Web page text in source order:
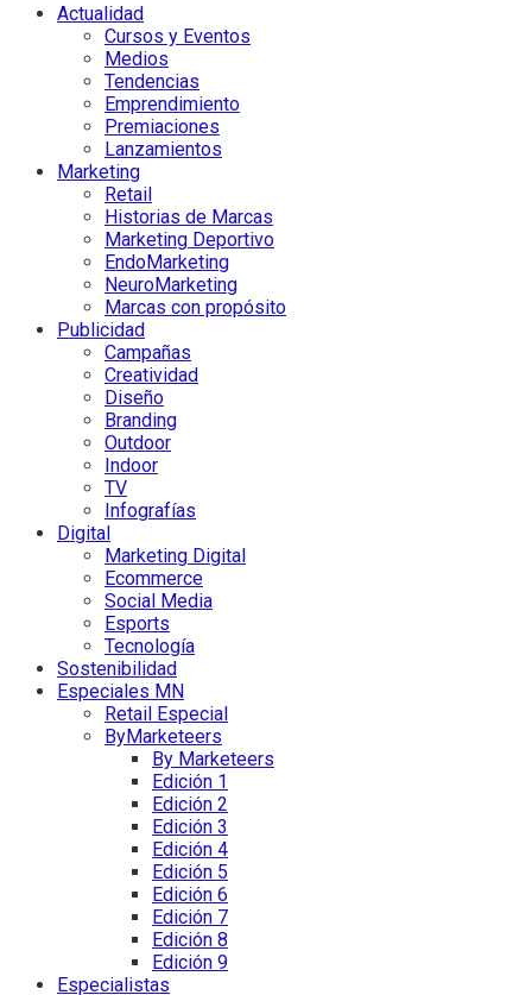
Actualidad
Cursos y Eventos
Medios
Tendencias
Emprendimiento
Premiaciones
Lanzamientos
Marketing
Retail
Historias de Marcas
Marketing Deportivo
EndoMarketing
NeuroMarketing
Marcas con propósito
Publicidad
Campañas
Creatividad
Diseño
Branding
Outdoor
Indoor
TV
Infografías
Digital
Marketing Digital
Ecommerce
Social Media
Esports
Tecnología
Sostenibilidad
Especiales MN
Retail Especial
ByMarketeers
By Marketeers
Edición 1
Edición 2
Edición 3
Edición 4
Edición 5
Edición 6
Edición 7
Edición 8
Edición 9
Especialistas